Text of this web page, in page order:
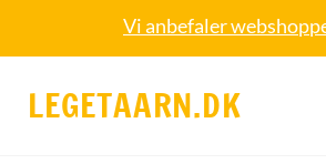
Vi anbefaler
LEGETAARN.DK